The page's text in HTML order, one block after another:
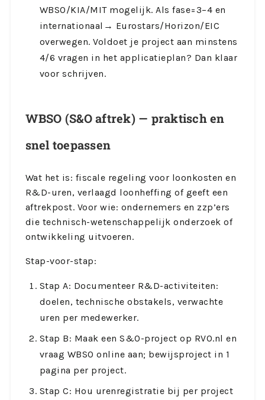
WBSO/KIA/MIT mogelijk. Als fase=3–4 en
internationaal→ Eurostars/Horizon/EIC
overwegen. Voldoet je project aan minstens
4/6 vragen in het applicatieplan? Dan klaar
voor schrijven.
WBSO (S&O aftrek) — praktisch en
snel toepassen
Wat het is: fiscale regeling voor loonkosten en
R&D-uren, verlaagd loonheffing of geeft een
aftrekpost. Voor wie: ondernemers en zzp’ers
die technisch-wetenschappelijk onderzoek of
ontwikkeling uitvoeren.
Stap-voor-stap:
Stap A: Documenteer R&D-activiteiten:
doelen, technische obstakels, verwachte
uren per medewerker.
Stap B: Maak een S&O-project op RVO.nl en
vraag WBSO online aan; bewijsproject in 1
pagina per project.
Stap C: Hou urenregistratie bij per project